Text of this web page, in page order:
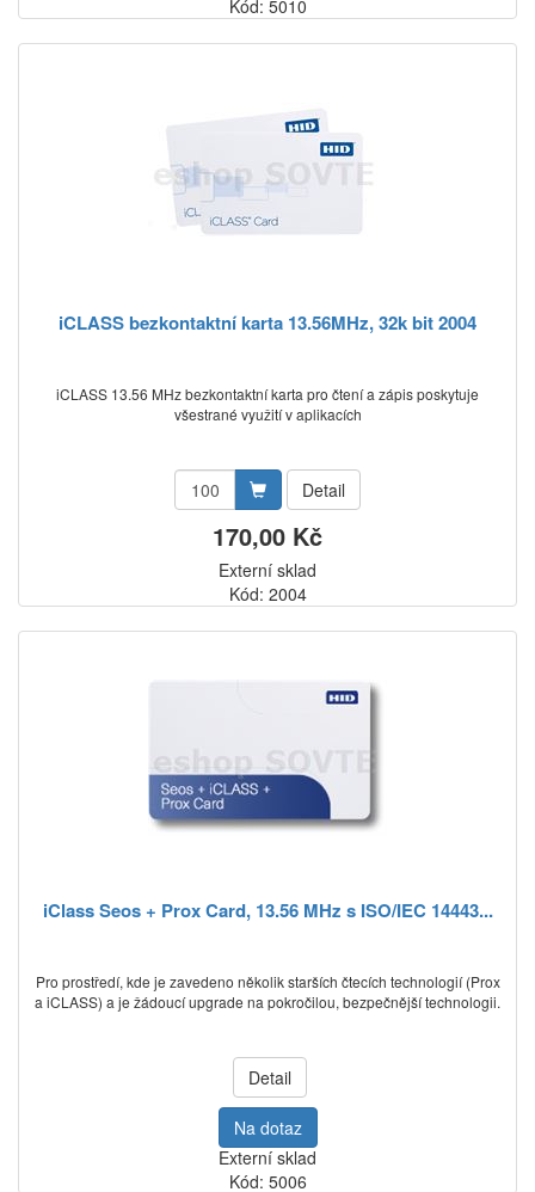
Kód: 5010
iCLASS bezkontaktní karta 13.56MHz, 32k bit 2004
iCLASS 13.56 MHz bezkontaktní karta pro čtení a zápis poskytuje
všestrané využití v aplikacích
Detail
170,00 Kč
Externí sklad
Kód: 2004
iClass Seos + Prox Card, 13.56 MHz s ISO/IEC 14443...
Pro prostředí, kde je zavedeno několik starších čtecích technologií (Prox
a iCLASS) a je žádoucí upgrade na pokročilou, bezpečnější technologii.
Detail
Na dotaz
Externí sklad
Kód: 5006